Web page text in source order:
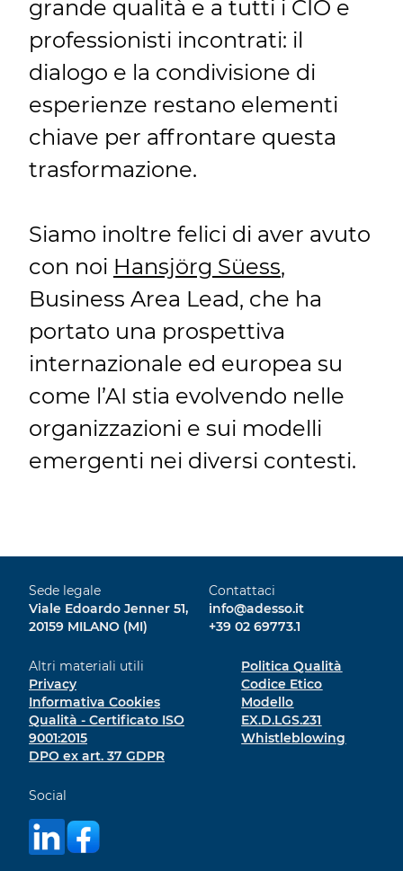
grande qualità e a tutti i CIO e
professionisti incontrati: il
dialogo e la condivisione di
esperienze restano elementi
chiave per affrontare questa
trasformazione.
Siamo inoltre felici di aver avuto
con noi Hansjörg Süess,
Business Area Lead, che ha
portato una prospettiva
internazionale ed europea su
come l’AI stia evolvendo nelle
organizzazioni e sui modelli
emergenti nei diversi contesti.
Sede legale
Viale Edoardo Jenner 51,
20159 MILANO (MI)
Contattaci
info@adesso.it
+39 02 69773.1
Altri materiali utili
Privacy
Informativa Cookies
Qualità - Certificato ISO
9001:2015
DPO ex art. 37 GDPR
Politica Qualità
Codice Etico
Modello
EX.D.LGS.231
Whistleblowing
Social